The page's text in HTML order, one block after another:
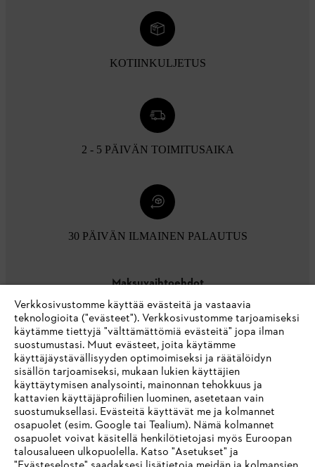
KOTIINKULJETUS
2 - 5 PÄIVÄN TOIMITUSAIKA
30 PÄIVÄN ILMAINEN PALAUTUS
Maksuvaihtoehdot
Yritys
STIHL FAQ
Verkkosivustomme käyttää evästeitä ja vastaavia
teknologioita ("evästeet"). Verkkosivustomme tarjoamiseksi
käytämme tiettyjä "välttämättömiä evästeitä" jopa ilman
suostumustasi. Muut evästeet, joita käytämme
käyttäjäystävällisyyden optimoimiseksi ja räätälöidyn
sisällön tarjoamiseksi, mukaan lukien käyttäjien
käyttäytymisen analysointi, mainonnan tehokkuus ja
kattavien käyttäjäprofiilien luominen, asetetaan vain
suostumuksellasi. Evästeitä käyttävät me ja kolmannet
osapuolet (esim. Google tai Tealium). Nämä kolmannet
osapuolet voivat käsitellä henkilötietojasi myös Euroopan
talousalueen ulkopuolella. Katso "Asetukset" ja